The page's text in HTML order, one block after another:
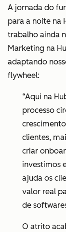
A jornada do
para a noite na
trabalho ainda
Marketing na
adaptando
flywheel:
“Aqui na
processo
clientes,
criar
investimos
ajuda os
valor real
de
O atrito